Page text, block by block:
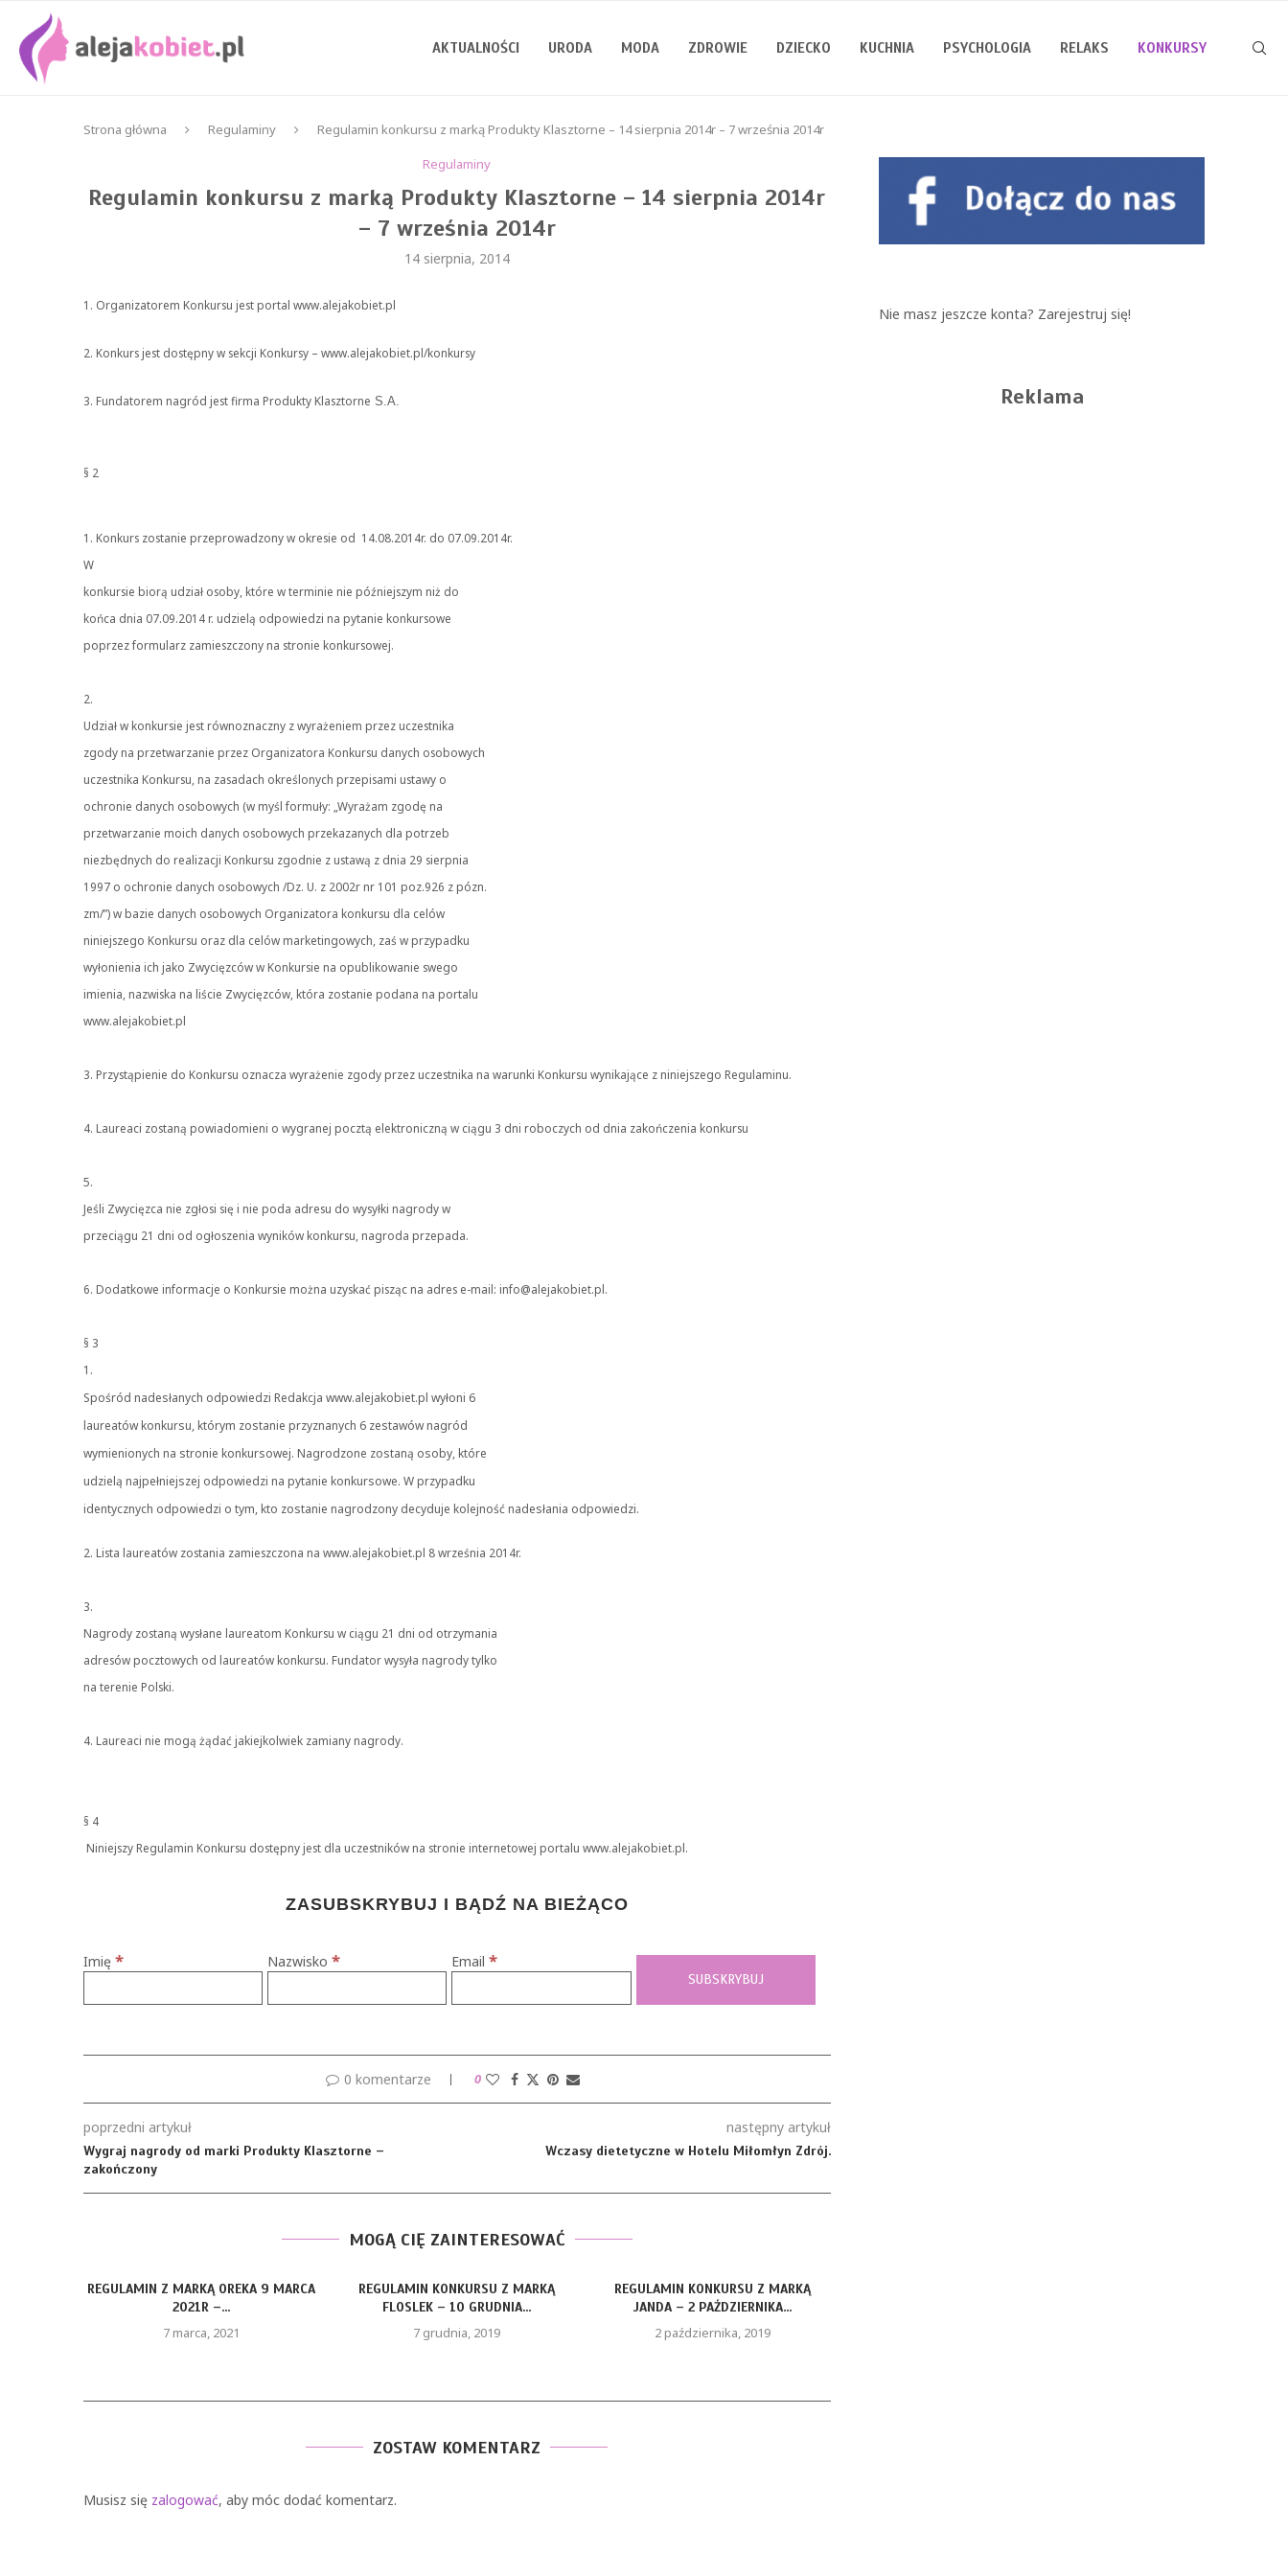
AKTUALNOŚCI URODA MODA ZDROWIE DZIECKO KUCHNIA PSYCHOLOGIA RELAKS KONKURSY
Strona główna Regulaminy
Regulamin konkursu z marką Produkty Klasztorne – 14 sierpnia 2014r – 7 września 2014r
Regulaminy
Regulamin konkursu z marką Produkty Klasztorne – 14 sierpnia 2014r
– 7 września 2014r
14 sierpnia, 2014
1. Organizatorem Konkursu jest portal www.alejakobiet.pl
2. Konkurs jest dostępny w sekcji Konkursy – www.alejakobiet.pl/konkursy
3. Fundatorem nagród jest firma Produkty Klasztorne S.A.
§ 2
1. Konkurs zostanie przeprowadzony w okresie od 14.08.2014r. do 07.09.2014r.
W
konkursie biorą udział osoby, które w terminie nie późniejszym niż do
końca dnia 07.09.2014 r. udzielą odpowiedzi na pytanie konkursowe
poprzez formularz zamieszczony na stronie konkursowej.
2.
Udział w konkursie jest równoznaczny z wyrażeniem przez uczestnika
zgody na przetwarzanie przez Organizatora Konkursu danych osobowych
uczestnika Konkursu, na zasadach określonych przepisami ustawy o
ochronie danych osobowych (w myśl formuły: „Wyrażam zgodę na
przetwarzanie moich danych osobowych przekazanych dla potrzeb
niezbędnych do realizacji Konkursu zgodnie z ustawą z dnia 29 sierpnia
1997 o ochronie danych osobowych /Dz. U. z 2002r nr 101 poz.926 z pózn.
zm/”) w bazie danych osobowych Organizatora konkursu dla celów
niniejszego Konkursu oraz dla celów marketingowych, zaś w przypadku
wyłonienia ich jako Zwycięzców w Konkursie na opublikowanie swego
imienia, nazwiska na liście Zwycięzców, która zostanie podana na portalu
www.alejakobiet.pl
3. Przystąpienie do Konkursu oznacza wyrażenie zgody przez uczestnika na warunki Konkursu wynikające z niniejszego Regulaminu.
4. Laureaci zostaną powiadomieni o wygranej pocztą elektroniczną w ciągu 3 dni roboczych od dnia zakończenia konkursu
5.
Jeśli Zwycięzca nie zgłosi się i nie poda adresu do wysyłki nagrody w
przeciągu 21 dni od ogłoszenia wyników konkursu, nagroda przepada.
6. Dodatkowe informacje o Konkursie można uzyskać pisząc na adres e-mail: info@alejakobiet.pl.
§ 3
1.
Spośród nadesłanych odpowiedzi Redakcja www.alejakobiet.pl wyłoni 6
laureatów konkursu, którym zostanie przyznanych 6 zestawów nagród
wymienionych na stronie konkursowej. Nagrodzone zostaną osoby, które
udzielą najpełniejszej odpowiedzi na pytanie konkursowe. W przypadku
identycznych odpowiedzi o tym, kto zostanie nagrodzony decyduje kolejność nadesłania odpowiedzi.
2. Lista laureatów zostania zamieszczona na www.alejakobiet.pl 8 września 2014r.
3.
Nagrody zostaną wysłane laureatom Konkursu w ciągu 21 dni od otrzymania
adresów pocztowych od laureatów konkursu. Fundator wysyła nagrody tylko
na terenie Polski.
4. Laureaci nie mogą żądać jakiejkolwiek zamiany nagrody.
§ 4
Niniejszy Regulamin Konkursu dostępny jest dla uczestników na stronie internetowej portalu www.alejakobiet.pl.
ZASUBSKRYBUJ I BĄDŹ NA BIEŻĄCO
Imię * Nazwisko* Email*
0 komentarze 0
poprzedni artykuł
Wygraj nagrody od marki Produkty Klasztorne –
zakończony
następny artykuł
Wczasy dietetyczne w Hotelu Miłomłyn Zdrój.
MOGĄ CIĘ ZAINTERESOWAĆ
REGULAMIN Z MARKĄ OREKA 9 MARCA
2021R –...
7 marca, 2021
REGULAMIN KONKURSU Z MARKĄ
FLOSLEK – 10 GRUDNIA...
7 grudnia, 2019
REGULAMIN KONKURSU Z MARKĄ
JANDA – 2 PAŹDZIERNIKA...
2 października, 2019
ZOSTAW KOMENTARZ
Musisz się zalogować, aby móc dodać komentarz.
Nie masz jeszcze konta? Zarejestruj się!
Reklama